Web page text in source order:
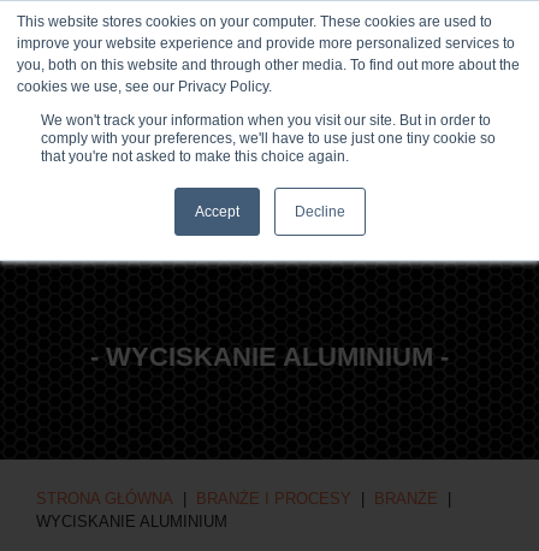
This website stores cookies on your computer. These cookies are used to
improve your website experience and provide more personalized services to
you, both on this website and through other media. To find out more about the
cookies we use, see our Privacy Policy.
We won't track your information when you visit our site. But in order to
comply with your preferences, we'll have to use just one tiny cookie so
that you're not asked to make this choice again.
Accept Decline
NOWOŚCI I WYDARZENIA CENTRUM MEDIÓW KARIERA
KONTAKT
- WYCISKANIE ALUMINIUM -
STRONA GŁÓWNA BRANŻE I PROCESY BRANŻE
WYCISKANIE ALUMINIUM